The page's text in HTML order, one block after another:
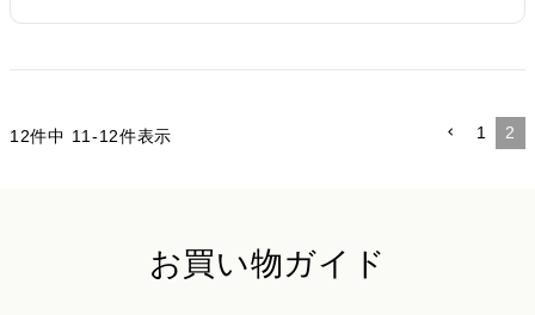
12件中 11 -12件表示 1 2
お買い物ガイド